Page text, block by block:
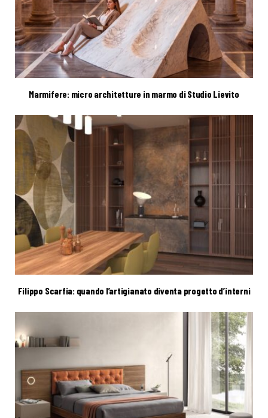
Marmifere: micro architetture in marmo di Studio Lievito
Filippo Scarfia: quando l’artigianato diventa progetto d’interni